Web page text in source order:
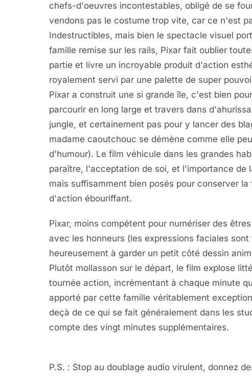
chefs-d'oeuvres incontestables, obligé de se
vendons pas le costume trop vite, car ce n'est
Indestructibles, mais bien le spectacle visuel
famille remise sur les rails, Pixar fait oublier
partie et livre un incroyable produit d'action
royalement servi par une palette de super
Pixar a construit une si grande île, c'est bien
parcourir en long large et travers dans
jungle, et certainement pas pour y lancer des
madame caoutchouc se démène comme elle
d'humour). Le film véhicule dans les grandes
paraître, l'acceptation de soi, et l'importance de
mais suffisamment bien posés pour conserver
d'action ébouriffant.
Pixar, moins compétent pour numériser des
avec les honneurs (les expressions faciales
heureusement à garder un petit côté dessin
Plutôt mollasson sur le départ, le film explose
tournée action, incrémentant à chaque minute
apporté par cette famille véritablement
deçà de ce qui se fait généralement dans les
compte des vingt minutes supplémentaires.
P.S. : Stop au doublage audio virulent, donnez